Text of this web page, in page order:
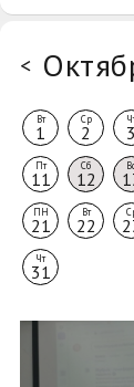
<
Вт
1
Ср
2 3
Пт
11
Сб
12
ПН
21
Вт
22
Чт
31